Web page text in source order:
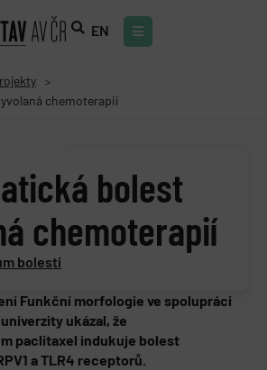
EN
>
chemoterapií
bolest
chemoterapií
bolesti
Funkční morfologie ve spolupráci
ukázal, že
paclitaxel indukuje bolest
a TLR4 receptorů.